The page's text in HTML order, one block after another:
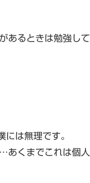
あるときは勉強して
は無理です。
あくまでこれは個人